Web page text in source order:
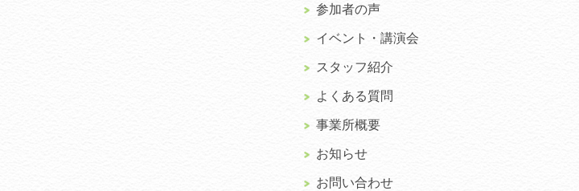
参加者の声
イベント・講演会
スタッフ紹介
よくある質問
事業所概要
お知らせ
お問い合わせ